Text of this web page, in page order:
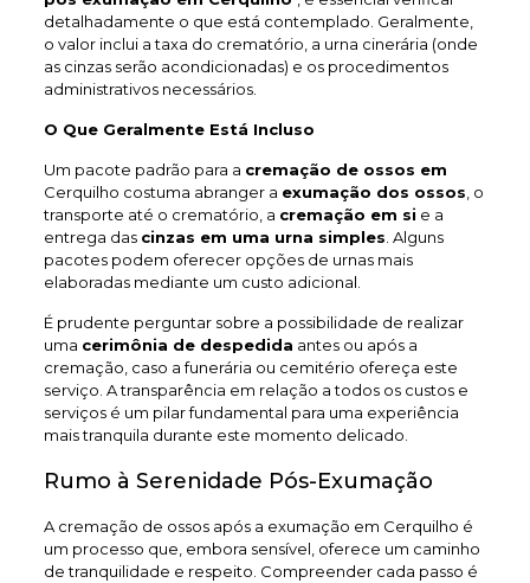
detalhadamente o que está contemplado. Geralmente,
o valor inclui a taxa do crematório, a urna cinerária (onde
as cinzas serão acondicionadas) e os procedimentos
administrativos necessários.
O Que Geralmente Está Incluso
Um pacote padrão para a cremação de ossos em
Cerquilho costuma abranger a exumação dos ossos , o
transporte até o crematório, a cremação em si e a
entrega das cinzas em uma urna simples . Alguns
pacotes podem oferecer opções de urnas mais
elaboradas mediante um custo adicional.
É prudente perguntar sobre a possibilidade de realizar
uma cerimônia de despedida antes ou após a
cremação, caso a funerária ou cemitério ofereça este
serviço. A transparência em relação a todos os custos e
serviços é um pilar fundamental para uma experiência
mais tranquila durante este momento delicado.
Rumo à Serenidade Pós-Exumação
A cremação de ossos após a exumação em Cerquilho é
um processo que, embora sensível, oferece um caminho
de tranquilidade e respeito. Compreender cada passo é